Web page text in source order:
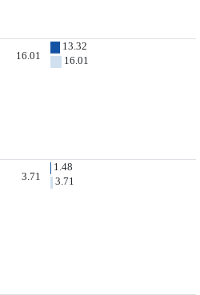
16.01
13.32
16.01
3.71
1.48
3.71